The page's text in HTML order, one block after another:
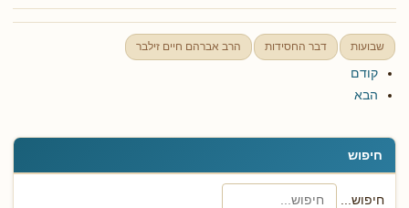
חיפוש
חיפוש...
שבועות דבר החסידות הרב אברהם חיים זילבר
קודם
הבא